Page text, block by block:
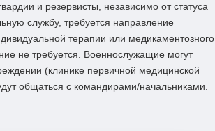
и резервисты, независимо от статуса
службу, требуется направление
терапии или медикаментозного
не требуется. Военнослужащие могут
(клинике первичной медицинской
общаться с командирами/начальниками.